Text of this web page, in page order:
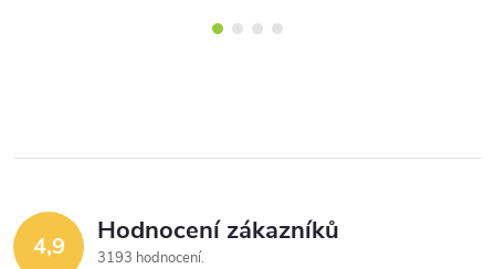
4,9 Hodnocení zákazníků
3193 hodnocení